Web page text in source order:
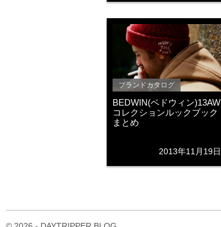
ブランドカタログ
BEDWIN(ベドウィン)13AW
コレクションルックブック
まとめ
2013年11月19日